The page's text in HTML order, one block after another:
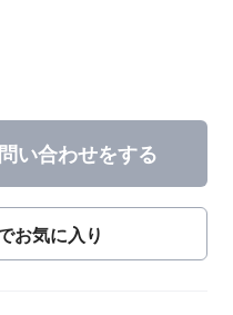
い合わせをする
お気に入り